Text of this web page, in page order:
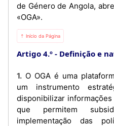
de Género de Angola,
«OGA».
⇡ Início da Página
Artigo 4.º Definição e
1. O OGA é uma plataforma digital, concebida como
um instrumento
disponibilizar
que permitem
implementação das